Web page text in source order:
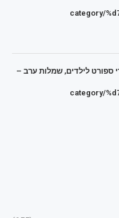
category/
ספורט לילדים, שמלות ערב –
category/